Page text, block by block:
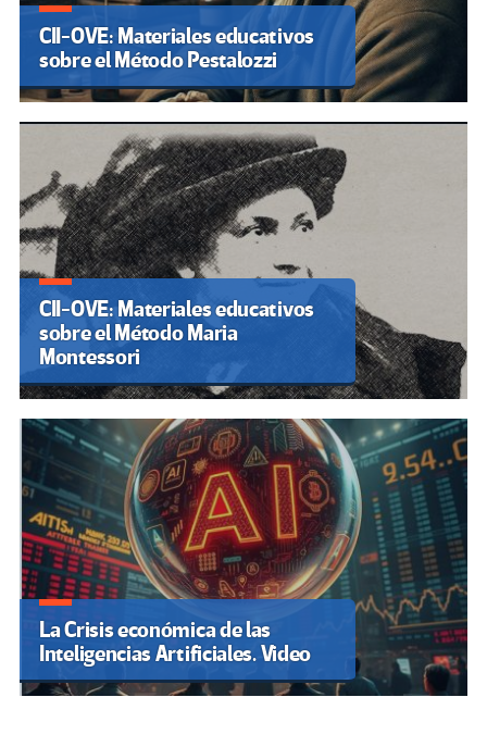
CII-OVE: Materiales educativos
sobre el Método Pestalozzi
CII-OVE: Materiales educativos
sobre el Método Maria
Montessori
La Crisis económica de las
Inteligencias Artificiales. Video